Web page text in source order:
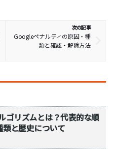
次の記事
Googleペナルティの原因・種
類と確認・解除方法
ゴリズムとは？代表的な順
と歴史について